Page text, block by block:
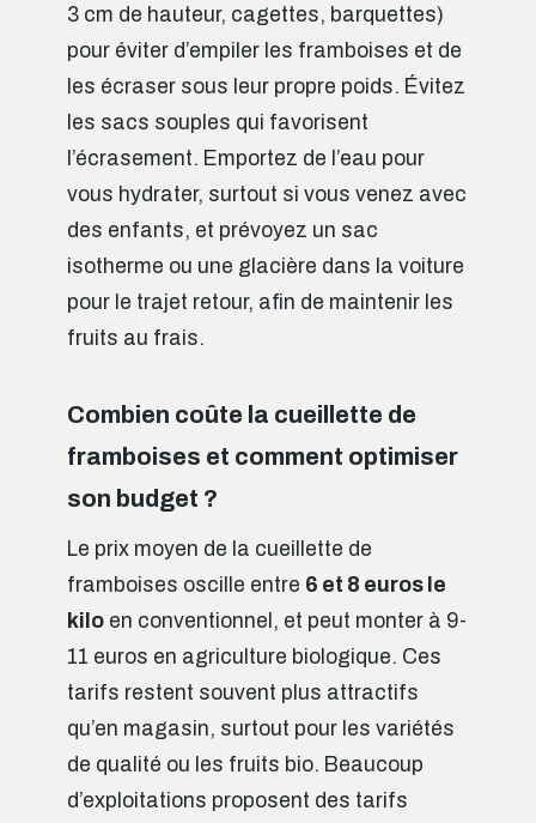
3 cm de hauteur, cagettes, barquettes)
pour éviter d’empiler les framboises et de
les écraser sous leur propre poids. Évitez
les sacs souples qui favorisent
l’écrasement. Emportez de l’eau pour
vous hydrater, surtout si vous venez avec
des enfants, et prévoyez un sac
isotherme ou une glacière dans la voiture
pour le trajet retour, afin de maintenir les
fruits au frais.
Combien coûte la cueillette de
framboises et comment optimiser
son budget ?
Le prix moyen de la cueillette de
framboises oscille entre 6 et 8 euros le
kilo en conventionnel, et peut monter à 9-
11 euros en agriculture biologique. Ces
tarifs restent souvent plus attractifs
qu’en magasin, surtout pour les variétés
de qualité ou les fruits bio. Beaucoup
d’exploitations proposent des tarifs